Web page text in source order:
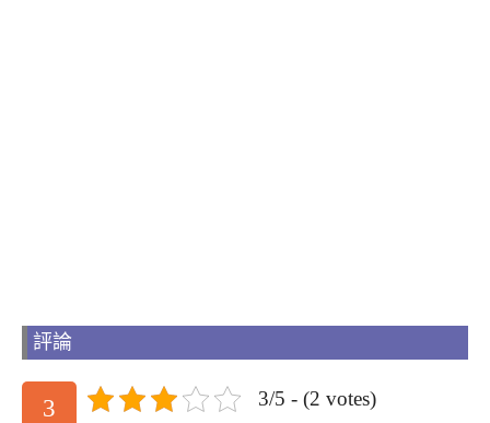
評論
3 3/5 - (2 votes)